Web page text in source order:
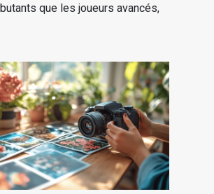
que les joueurs avancés,